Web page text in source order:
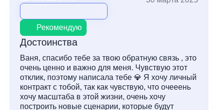
Рекомендую
Достоинства
Ваня, спасибо тебе за твою обратную связь , это
очень ценно и важно для меня. Чувствую этот
отклик, поэтому написала тебе 💎 Я хочу личный
контракт с тобой, так как чувствую, что очееень
хочу масштаба в этой жизни, очень хочу
построить новые сценарии, которые будут